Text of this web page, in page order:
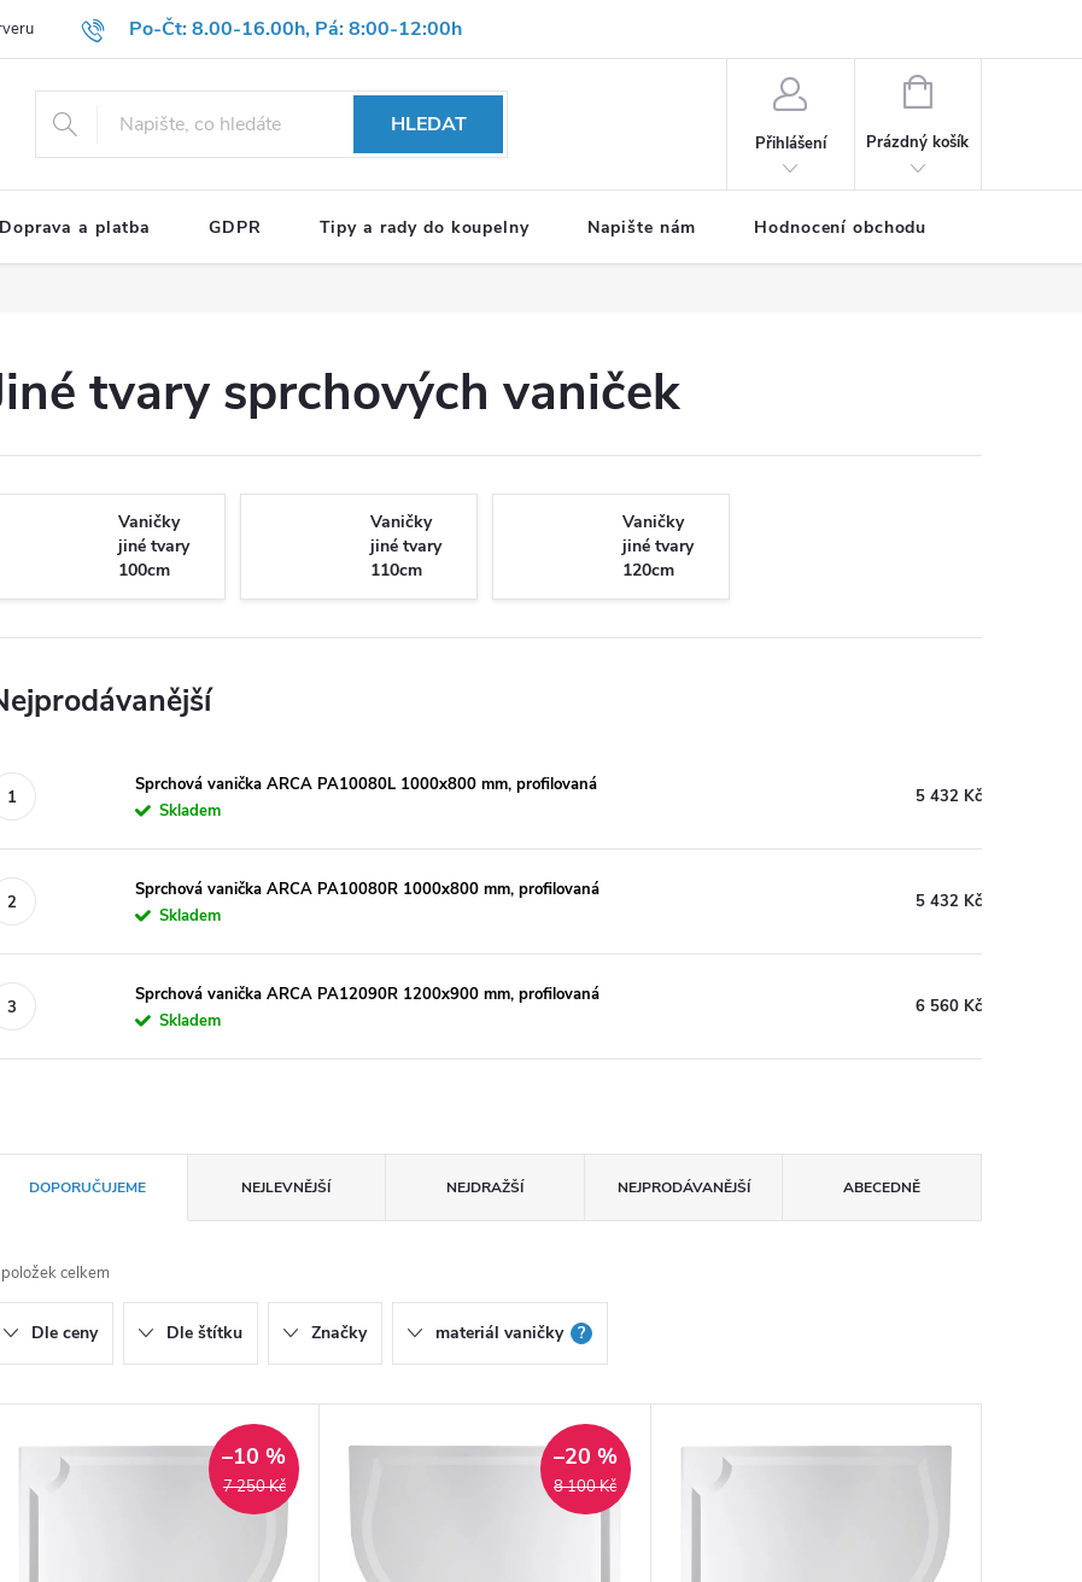
Po-Čt: 8.00-16.00h, Pá: 8:00-12:00h
Hodnocení obchodu Reklamační formulář OBCHODNÍ PODMÍNKY
HLEDAT
Přihlášení
NÁKUPNÍ
Prázdný košík
Doprava a platba GDPR Tipy a rady do koupelny Napište nám Hodnocení obchodu
tvary sprchových vaniček
Vaničky
jiné tvary
100cm
Vaničky
jiné tvary
110cm
Vaničky
jiné tvary
120cm
Sprchová vanička ARCA PA10080L 1000x800 mm, profilovaná
Skladem
5 432 Kč
Sprchová vanička ARCA PA10080R 1000x800 mm, profilovaná
Skladem
5 432 Kč
Sprchová vanička ARCA PA12090R 1200x900 mm, profilovaná
Skladem
6 560 Kč
DOPORUČUJEME NEJLEVNĚJŠÍ NEJDRAŽŠÍ NEJPRODÁVANĚJŠÍ ABECEDNĚ
položek celkem
Dle ceny Dle štítku Značky materiál vaničky ?
V
7 250 Kč
–10 %
8 100 Kč
–20 %